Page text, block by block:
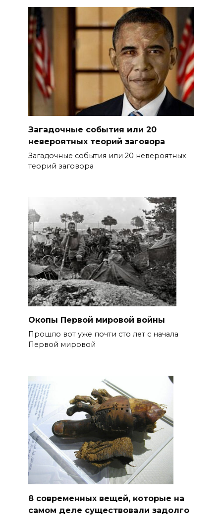
Загадочные события или 20
невероятных теорий заговора
Загадочные события или 20 невероятных
теорий заговора
Окопы Первой мировой войны
Прошло вот уже почти сто лет с начала
Первой мировой
8 современных вещей, которые на
самом деле существовали задолго